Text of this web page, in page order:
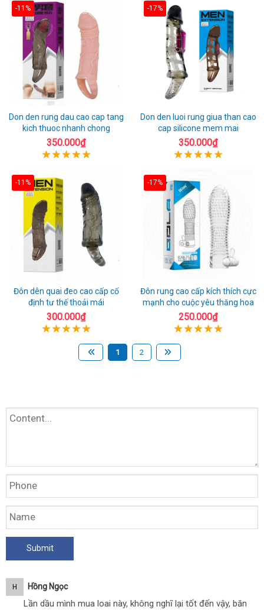
-11%
Don den rung dau cao cap tang
kich thuoc nhanh chong
350.000₫
-17%
Don den luoi rung giua than cao
cap silicone mem mai
350.000₫
-11%
Đôn dên quai đeo cao cấp cố
định tư thế thoải mái
300.000₫
-17%
Đôn rung cao cấp kích thích cực
mạnh cho cuộc yêu thăng hoa
250.000₫
1 2
H Hồng Ngọc
Lần dầu mình mua loai này, không nghĩ lại tốt đến vậy, băn